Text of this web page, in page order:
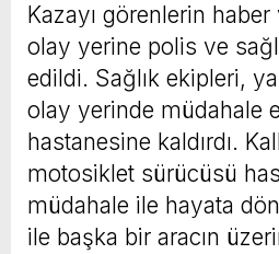
Kazayı görenlerin
olay yerine polis ve
edildi. Sağlık ekipleri,
olay yerinde müdahale
hastanesine kaldırdı.
motosiklet sürücüsü
müdahale ile hayata
ile başka bir aracın